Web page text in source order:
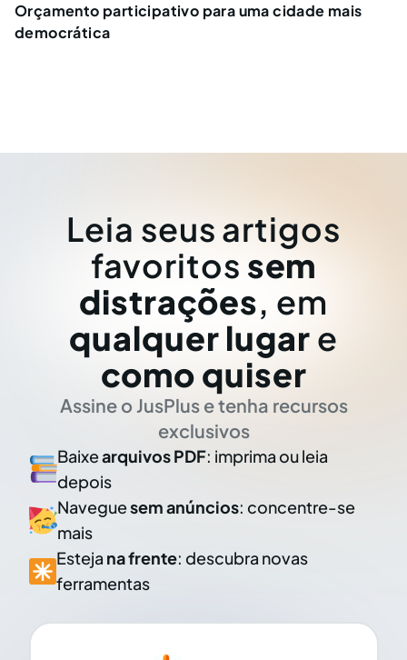
Orçamento participativo para uma cidade mais
democrática
Leia seus artigos
favoritos sem
distrações, em
qualquer lugar e
como quiser
Assine o JusPlus e tenha recursos
exclusivos
Baixearquivos PDF: imprima ou leia
depois
Naveguesem anúncios: concentre-se
mais
Esteja na frente: descubra novas
ferramentas